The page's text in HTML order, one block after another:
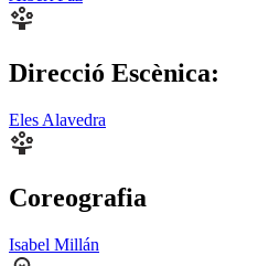
Direcció Escènica:
Eles Alavedra
Coreografia
Isabel Millán